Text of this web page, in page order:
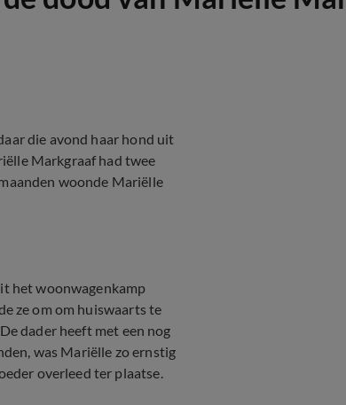
die avond haar hond uit
Markgraaf had twee
woonde Mariëlle
het woonwagenkamp
ze om om huiswaarts te
dader heeft met een nog
was Mariëlle zo ernstig
overleed ter plaatse.